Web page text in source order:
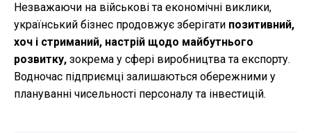
Незважаючи на військові та економічні виклики,
український бізнес продовжує зберігати позитивний,
хоч і стриманий, настрій щодо майбутнього
розвитку, зокрема у сфері виробництва та експорту.
Водночас підприємці залишаються обережними у
плануванні чисельності персоналу та інвестицій.